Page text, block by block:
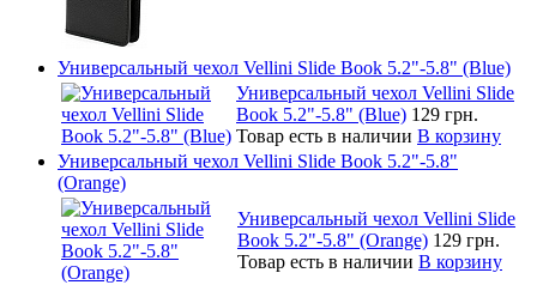
Универсальный чехол Vellini Slide Book 5.2"-5.8" (Blue)
Универсальный чехол Vellini Slide
Book 5.2"-5.8" (Blue) 129 грн.
Товар есть в наличии В корзину
Универсальный чехол Vellini Slide Book 5.2"-5.8"
(Orange)
Универсальный чехол Vellini Slide
Book 5.2"-5.8" (Orange) 129 грн.
Товар есть в наличии В корзину